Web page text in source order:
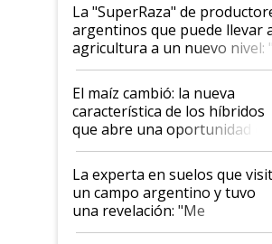
La "SuperRaza" de
argentinos que puede llevar
agricultura a un nuevo nivel:
posibilidades de crecimiento
infinitas"
El maíz cambió: la nueva
característica de los híbridos
que abre una oportunidad en
el lote
La experta en suelos que
un campo argentino y tuvo
una revelación: "Me
impresionó mucho"